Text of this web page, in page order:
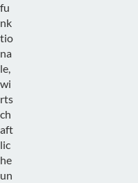
fu
nk
tio
na
le,
wi
rts
ch
aft
lic
he
un